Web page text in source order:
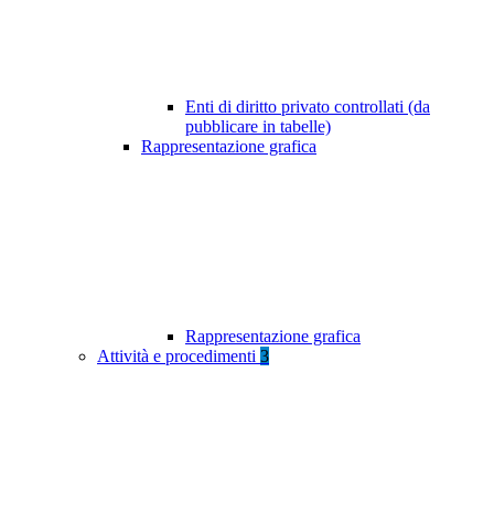
Enti di diritto privato controllati (da
pubblicare in tabelle)
Rappresentazione grafica
Rappresentazione grafica
Attività e procedimenti 3